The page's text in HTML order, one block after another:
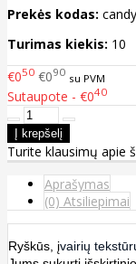
Prekės kodas:
Turimas kiekis: 10
€050 €090 su PVM
Sutaupote - €040
Turite klausimų apie
Aprašymas
(0) Atsiliepimai
Ryškūs, įvairių